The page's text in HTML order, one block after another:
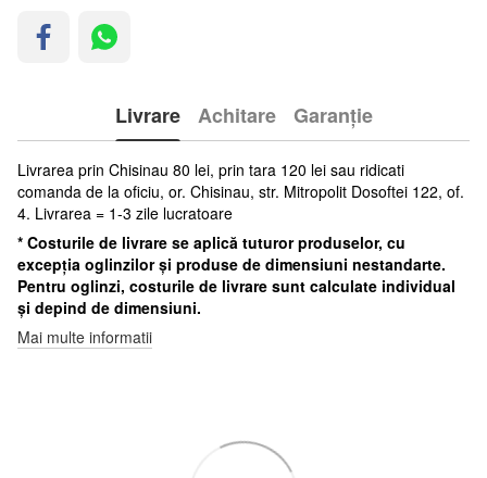
Livrare Achitare Garanție
Livrarea prin Chisinau 80 lei, prin tara 120 lei sau ridicati
comanda de la oficiu, or. Chisinau, str. Mitropolit Dosoftei 122, of.
4. Livrarea = 1-3 zile lucratoare
* Costurile de livrare se aplică tuturor produselor, cu
excepția oglinzilor și produse de dimensiuni nestandarte.
Pentru oglinzi, costurile de livrare sunt calculate individual
și depind de dimensiuni.
Mai multe informatii